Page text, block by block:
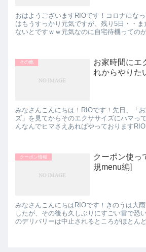
おはようございますRIOです！コロナにな
はもうすっかり元気ですが、残り5日・・
ないとですｗｗ元気なのに自宅待機っての
その他
お家時間にエ
れからやりた
みなさんこんにちは！RIOです！先日、「
ズ」を見てからそのエクササイズにハマっ
んなんでヒマさえあればやっております
クーポン情報
クーポン使っ
規menu編]
みなさんこんにちはRIOです！きのうは大
したが、その後も久しぶりにすごい雷で恐
のデリバリーは中止されるところがほとん